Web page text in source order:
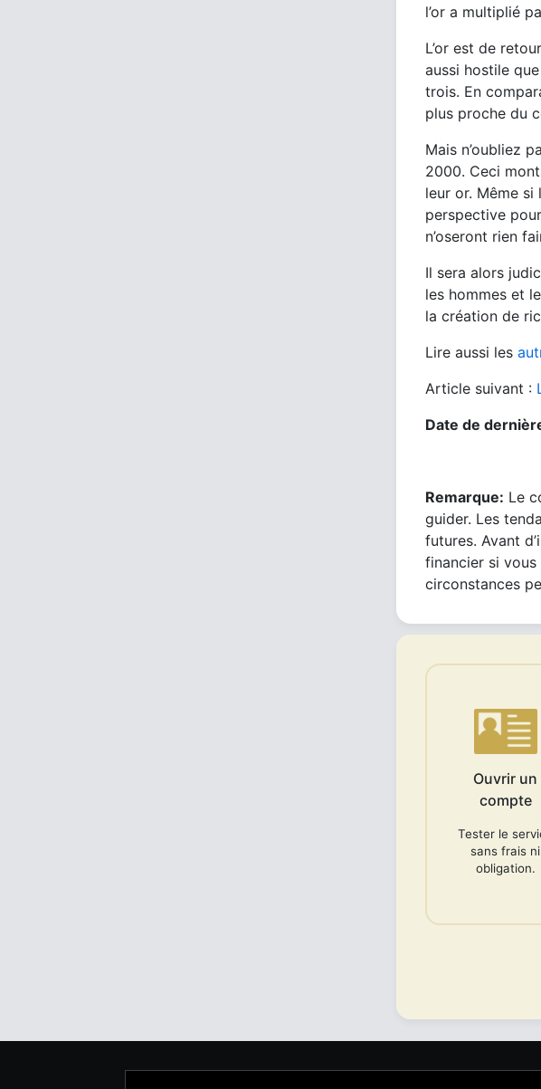
l’or a multiplié
L’or est de
aussi hostile
trois. En
plus proche du
Mais n’oubliez
2000. Ceci
leur or. Même
perspective
n’oseront rien
Il sera alors
les hommes et
la création de
Lire aussi les
Article suivant :
Date de
Remarque: Le
guider. Les
futures. Avant
financier si vous
circonstances
Ouvrir un
compte
Tester le
sans frais ni
obligation.